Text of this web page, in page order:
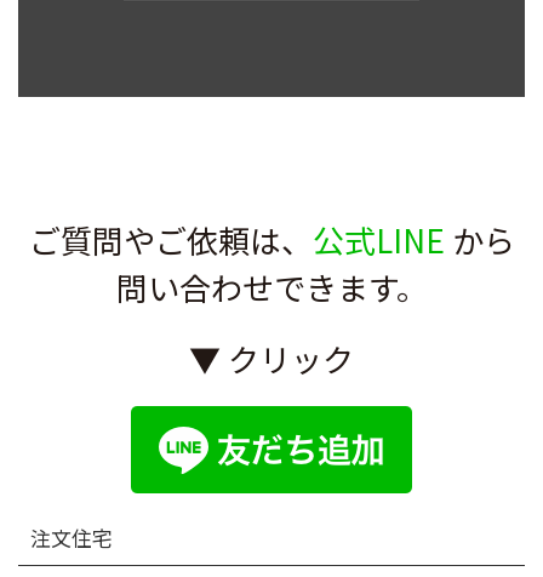
ご質問やご依頼は、 公式LINE から
問い合わせできます。
▼ クリック
注文住宅